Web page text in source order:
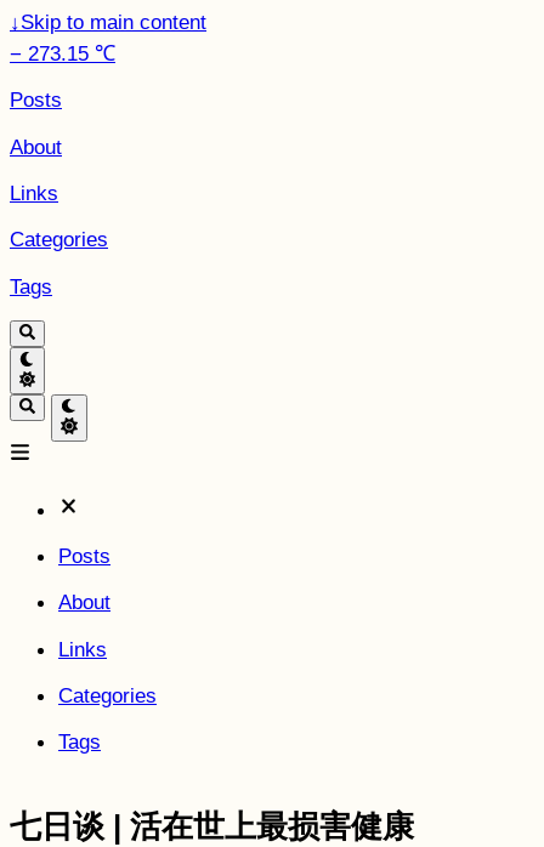
↓Skip to main content
− 273.15 ℃
Posts
About
Links
Categories
Tags
Posts
About
Links
Categories
Tags
七日谈 | 活在世上最损害健康